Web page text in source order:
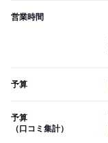
営業時間
予算
予算
（口コミ集計）